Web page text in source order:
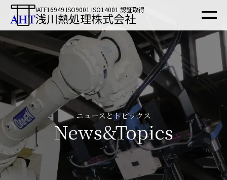
IATF16949 ISO9001 ISO14001 認証取得
浅川熱処理株式会社
ニュースとトピックス
News&Topics